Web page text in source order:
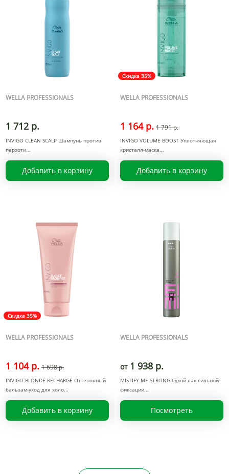
WELLA PROFESSIONALS
1 712 р.
INVIGO CLEAN SCALP Шампунь против
перхоти
Добавить в корзину
Скидка 35%
WELLA PROFESSIONALS
1 164 р. 1 791 р.
INVIGO VOLUME BOOST Уплотняющая
кристалл-маска
Добавить в корзину
Скидка 35%
WELLA PROFESSIONALS
1 104 р. 1 698 р.
INVIGO BLONDE RECHARGE Оттеночный
бальзам-уход для холо
Добавить в корзину
WELLA PROFESSIONALS
от 1 938 р.
MISTIFY ME STRONG Сухой лак сильной
фиксации
Посмотреть